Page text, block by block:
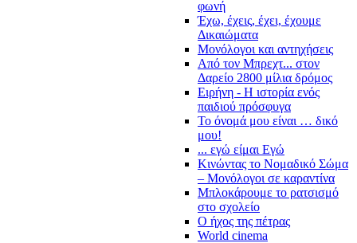
φωνή
Έχω, έχεις, έχει, έχουμε
Δικαιώματα
Μονόλογοι και αντηχήσεις
Από τον Μπρεχτ... στον
Δαρείο 2800 μίλια δρόμος
Ειρήνη - Η ιστορία ενός
παιδιού πρόσφυγα
Το όνομά μου είναι … δικό
μου!
... εγώ είμαι Εγώ
Κινώντας το Νομαδικό Σώμα
– Μονόλογοι σε καραντίνα
Μπλοκάρουμε το ρατσισμό
στο σχολείο
Ο ήχος της πέτρας
World cinema